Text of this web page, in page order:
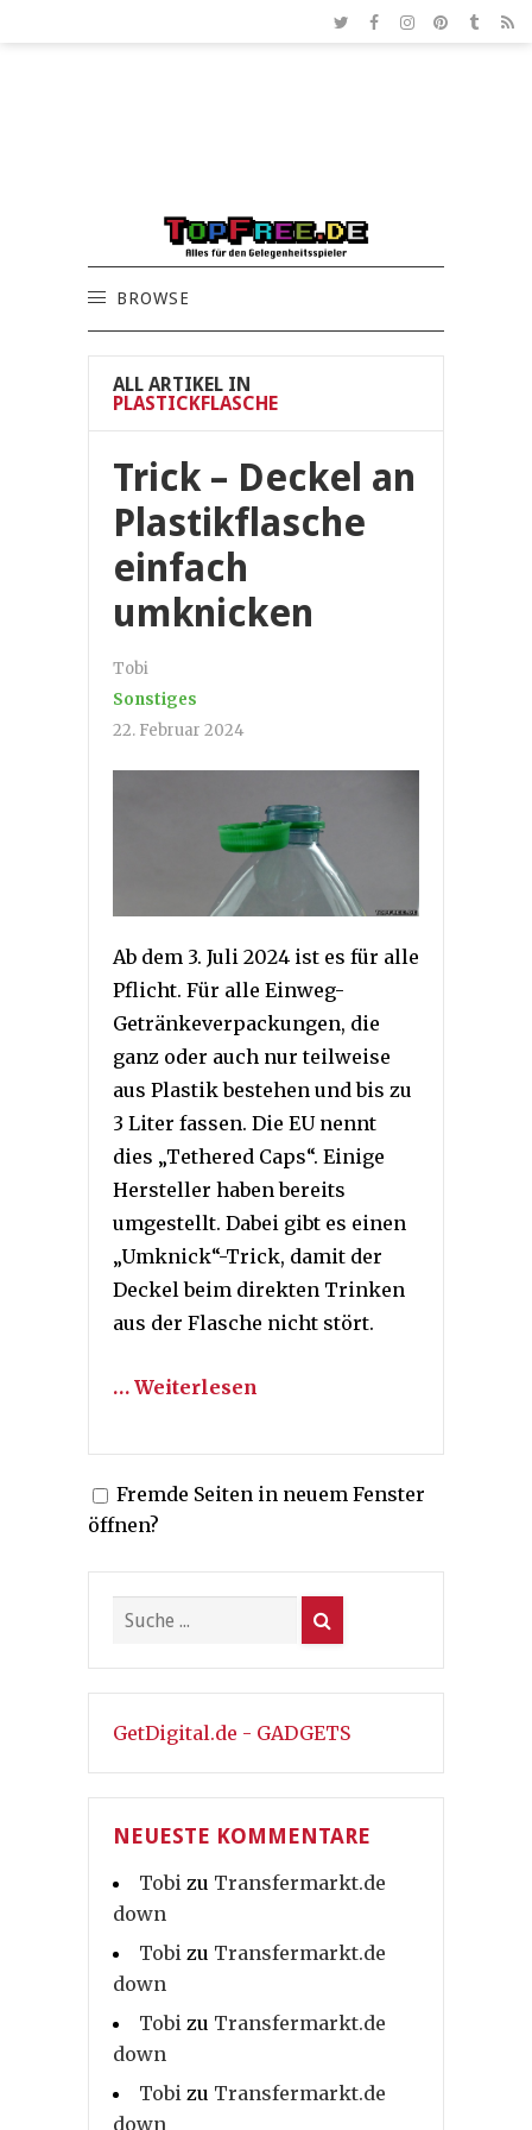
BROWSE
ALL ARTIKEL IN
PLASTICKFLASCHE
Trick – Deckel an
Plastikflasche
einfach
umknicken
Tobi
Sonstiges
22. Februar 2024
Ab dem 3. Juli 2024 ist es für alle
Pflicht. Für alle Einweg-
Getränkeverpackungen, die
ganz oder auch nur teilweise
aus Plastik bestehen und bis zu
3 Liter fassen. Die EU nennt
dies „Tethered Caps“. Einige
Hersteller haben bereits
umgestellt. Dabei gibt es einen
„Umknick“-Trick, damit der
Deckel beim direkten Trinken
aus der Flasche nicht stört.
… Weiterlesen
Fremde Seiten in neuem Fenster
öffnen?
GetDigital.de - GADGETS
NEUESTE KOMMENTARE
Tobi zu Transfermarkt.de
down
Tobi zu Transfermarkt.de
down
Tobi zu Transfermarkt.de
down
Tobi zu Transfermarkt.de
down